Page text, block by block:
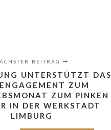
BEITRAG
UNTERSTÜTZT DAS
ZUM
ZUM PINKEN
IN DER WERKSTADT
LIMBURG